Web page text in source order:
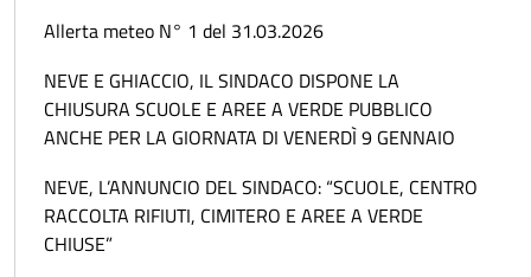
Allerta meteo N° 1 del 31.03.2026
NEVE E GHIACCIO, IL SINDACO DISPONE LA
CHIUSURA SCUOLE E AREE A VERDE PUBBLICO
ANCHE PER LA GIORNATA DI VENERDÌ 9 GENNAIO
NEVE, L’ANNUNCIO DEL SINDACO: “SCUOLE, CENTRO
RACCOLTA RIFIUTI, CIMITERO E AREE A VERDE
CHIUSE”